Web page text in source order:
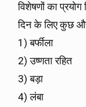
विशेषणों का प्रयोग
दिन के लिए कुछ
1) बर्फीला
2) उष्णता रहित
3) बड़ा
4) लंबा